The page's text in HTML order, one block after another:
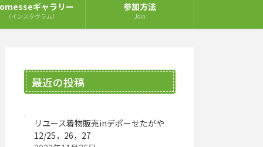
ギャラリー
（インスタグラム）
参加方法
Join
最近の投稿
リユース着物販売inデポーせたがや
12/25，26，27